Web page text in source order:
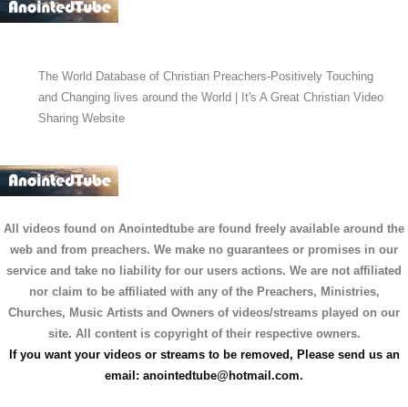
The World Database of Christian Preachers-Positively Touching
and Changing lives around the World | It's A Great Christian Video
Sharing Website
All videos found on Anointedtube are found freely available around the
web and from preachers. We make no guarantees or promises in our
service and take no liability for our users actions. We are not affiliated
nor claim to be affiliated with any of the Preachers, Ministries,
Churches, Music Artists and Owners of videos/streams played on our
site. All content is copyright of their respective owners.
If you want your videos or streams to be removed, Please send us an
email: anointedtube@hotmail.com.